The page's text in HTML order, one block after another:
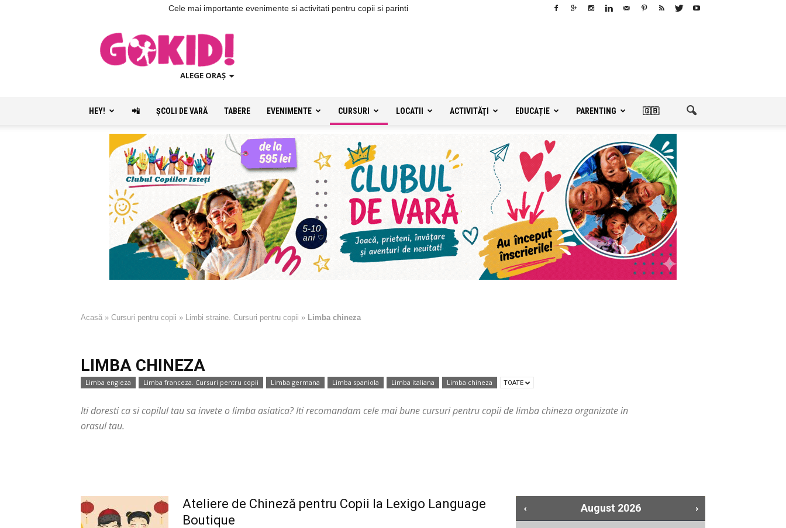
Cele mai importante evenimente si activitati pentru copii si parinti
ALEGE ORAȘ
HEY! 📲 ŞCOLI DE VARĂ TABERE EVENIMENTE CURSURI LOCATII ACTIVITĂŢI EDUCAȚIE PARENTING 🇬🇧
Acasă » Cursuri pentru copii » Limbi straine. Cursuri pentru copii » Limba chineza
LIMBA CHINEZA
Limba engleza Limba franceza. Cursuri pentru copii Limba germana Limba spaniola Limba italiana Limba chineza TOATE
Iti doresti ca si copilul tau sa invete o limba asiatica? Iti recomandam cele mai bune cursuri pentru copii de limba chineza organizate in
orasul tau.
Ateliere de Chineză pentru Copii la Lexigo Language
Boutique
August 2026